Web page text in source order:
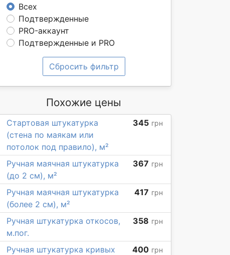
Всех
Подтвержденные
PRO-аккаунт
Подтвержденные и PRO
Сбросить фильтр
Похожие цены
Стартовая штукатурка
(стена по маякам или
потолок под правило), м²
345 грн
Ручная маячная штукатурка
(до 2 см), м²
367 грн
Ручная маячная штукатурка
(более 2 см), м²
417 грн
Ручная штукатурка откосов,
м.пог.
358 грн
Ручная штукатурка кривых
400 грн